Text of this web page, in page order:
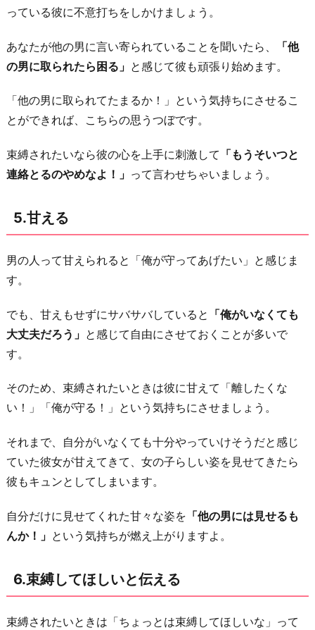
っている彼に不意打ちをしかけましょう。
あなたが他の男に言い寄られていることを聞いたら、
「他
の男に取られたら困る」 と感じて彼も頑張り始めます。
「他の男に取られてたまるか！」という気持ちにさせるこ
とができれば、こちらの思うつぼです。
束縛されたいなら彼の心を上手に刺激して 「もうそいつと
連絡とるのやめなよ！」 って言わせちゃいましょう。
5.甘える
男の人って甘えられると「俺が守ってあげたい」と感じま
す。
でも、甘えもせずにサバサバしていると 「俺がいなくても
大丈夫だろう」 と感じて自由にさせておくことが多いで
す。
そのため、束縛されたいときは彼に甘えて「離したくな
い！」「俺が守る！」という気持ちにさせましょう。
それまで、自分がいなくても十分やっていけそうだと感じ
ていた彼女が甘えてきて、女の子らしい姿を見せてきたら
彼もキュンとしてしまいます。
自分だけに見せてくれた甘々な姿を 「他の男には見せるも
んか！」 という気持ちが燃え上がりますよ。
6.束縛してほしいと伝える
束縛されたいときは「ちょっとは束縛してほしいな」って